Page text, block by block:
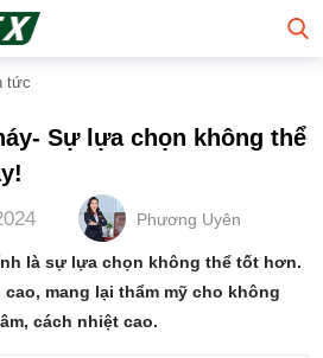
tức
Sự lựa chọn không thể
Phương Uyên
là sự lựa chọn không thể tốt hơn.
mang lại thẩm mỹ cho không
cách nhiệt cao.